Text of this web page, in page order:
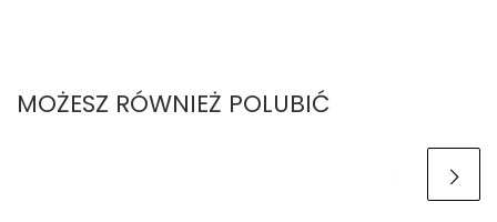
MOŻESZ RÓWNIEŻ POLUBIĆ